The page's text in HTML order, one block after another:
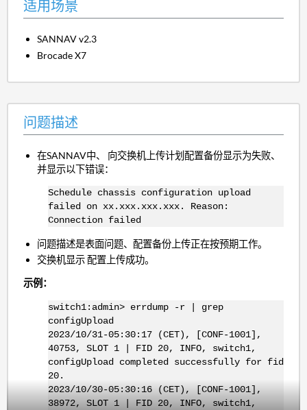
适用场景
SANNAV v2.3
Brocade X7
问题描述
在SANNAV中、 向交换机上传计划配置备份显示为失败、
并显示以下错误：
Schedule chassis configuration upload
failed on xx.xxx.xxx.xxx. Reason:
Connection failed
问题描述是表面问题、配置备份上传正在按预期工作。
交换机显示 配置上传成功。
示例：
switch1:admin> errdump -r | grep
configUpload
2023/10/31-05:30:17 (CET), [CONF-1001],
40753, SLOT 1 | FID 20, INFO, switch1,
configUpload completed successfully for fid
20.
2023/10/30-05:30:16 (CET), [CONF-1001],
38972, SLOT 1 | FID 20, INFO, switch1,